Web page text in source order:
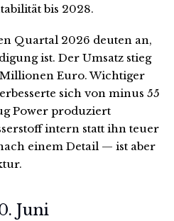
bis 2028.
Quartal 2026 deuten an,
ist. Der Umsatz stieg
Euro. Wichtiger
sich von minus 55
Power produziert
intern statt ihn teuer
einem Detail — ist aber
Juni